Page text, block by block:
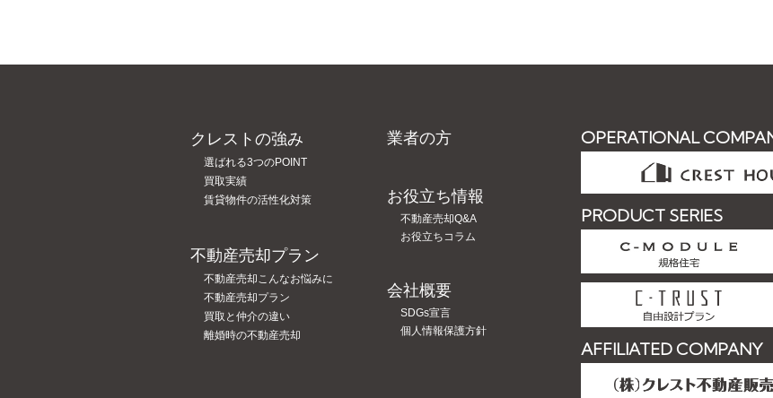
クレストの強み
選ばれる3つのPOINT
買取実績
賃貸物件の活性化対策
不動産売却プラン
不動産売却こんなお悩みに
不動産売却プラン
買取と仲介の違い
離婚時の不動産売却
業者の方
お役立ち情報
不動産売却Q&A
お役立ちコラム
会社概要
SDGs宣言
個人情報保護方針
OPERATIONAL
PRODUCT SERIES
AFFILIATED COMPANY